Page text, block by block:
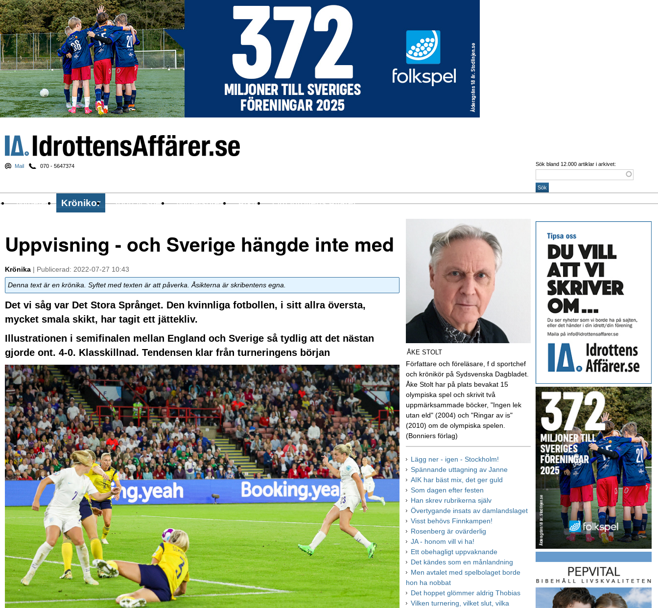
Mail 070 - 5647374 Sök bland 12.000 artiklar i arkivet:
Nyheter Krönikor Sport & spel Nyhetsbrev Arkiv Om Idrottens Affärer
Uppvisning - och Sverige hängde inte med
Krönika | Publicerad: 2022-07-27 10:43
Denna text är en krönika. Syftet med texten är att påverka. Åsikterna är skribentens egna.
Det vi såg var Det Stora Språnget. Den kvinnliga fotbollen, i sitt allra översta,
mycket smala skikt, har tagit ett jättekliv.
Illustrationen i semifinalen mellan England och Sverige så tydlig att det nästan
gjorde ont. 4-0. Klasskillnad. Tendensen klar från turneringens början
ÅKE STOLT
Författare och föreläsare, f d sportchef
och krönikör på Sydsvenska Dagbladet.
Åke Stolt har på plats bevakat 15
olympiska spel och skrivit två
uppmärksammade böcker, "Ingen lek
utan eld" (2004) och "Ringar av is"
(2010) om de olympiska spelen.
(Bonniers förlag)
Lägg ner - igen - Stockholm!
Spännande uttagning av Janne
AIK har bäst mix, det ger guld
Som dagen efter festen
Han skrev rubrikerna själv
Övertygande insats av damlandslaget
Visst behövs Finnkampen!
Rosenberg är ovärderlig
JA - honom vill vi ha!
Ett obehagligt uppvaknande
Det kändes som en månlandning
Men avtalet med spelbolaget borde
hon ha nobbat
Det hoppet glömmer aldrig Thobias
Vilken turnering, vilket slut, vilka